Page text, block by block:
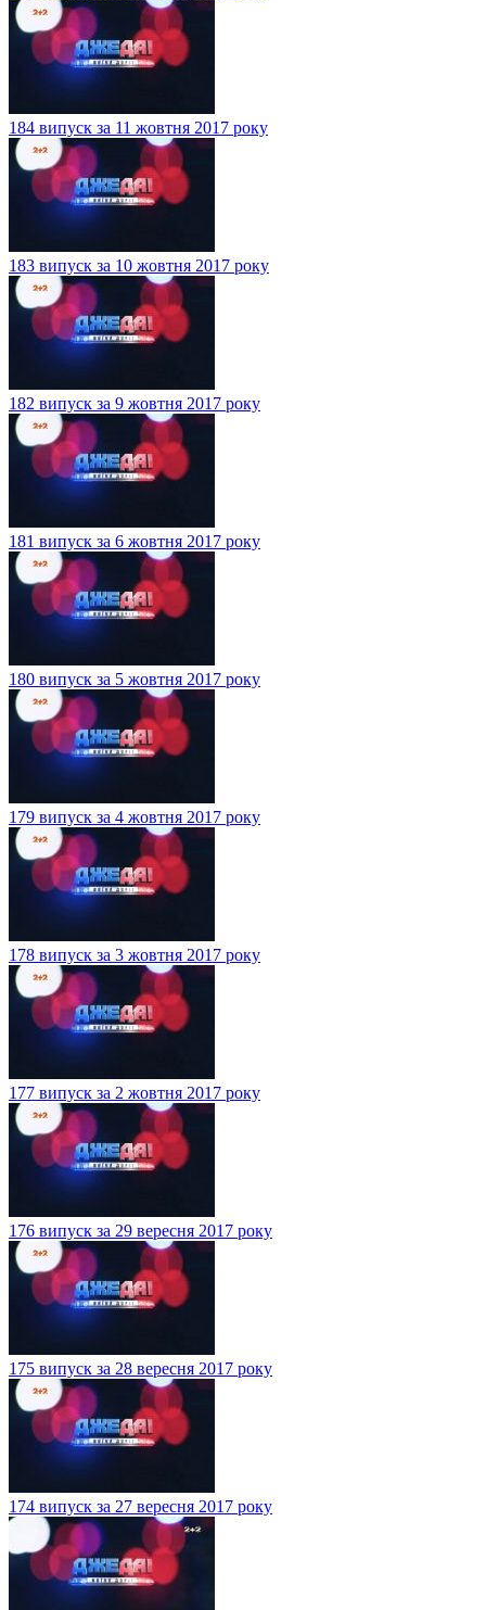
184 випуск за 11 жовтня 2017 року
183 випуск за 10 жовтня 2017 року
182 випуск за 9 жовтня 2017 року
181 випуск за 6 жовтня 2017 року
180 випуск за 5 жовтня 2017 року
179 випуск за 4 жовтня 2017 року
178 випуск за 3 жовтня 2017 року
177 випуск за 2 жовтня 2017 року
176 випуск за 29 вересня 2017 року
175 випуск за 28 вересня 2017 року
174 випуск за 27 вересня 2017 року